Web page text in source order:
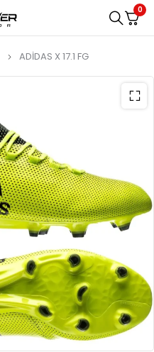
0
ADİDAS X 17.1 FG